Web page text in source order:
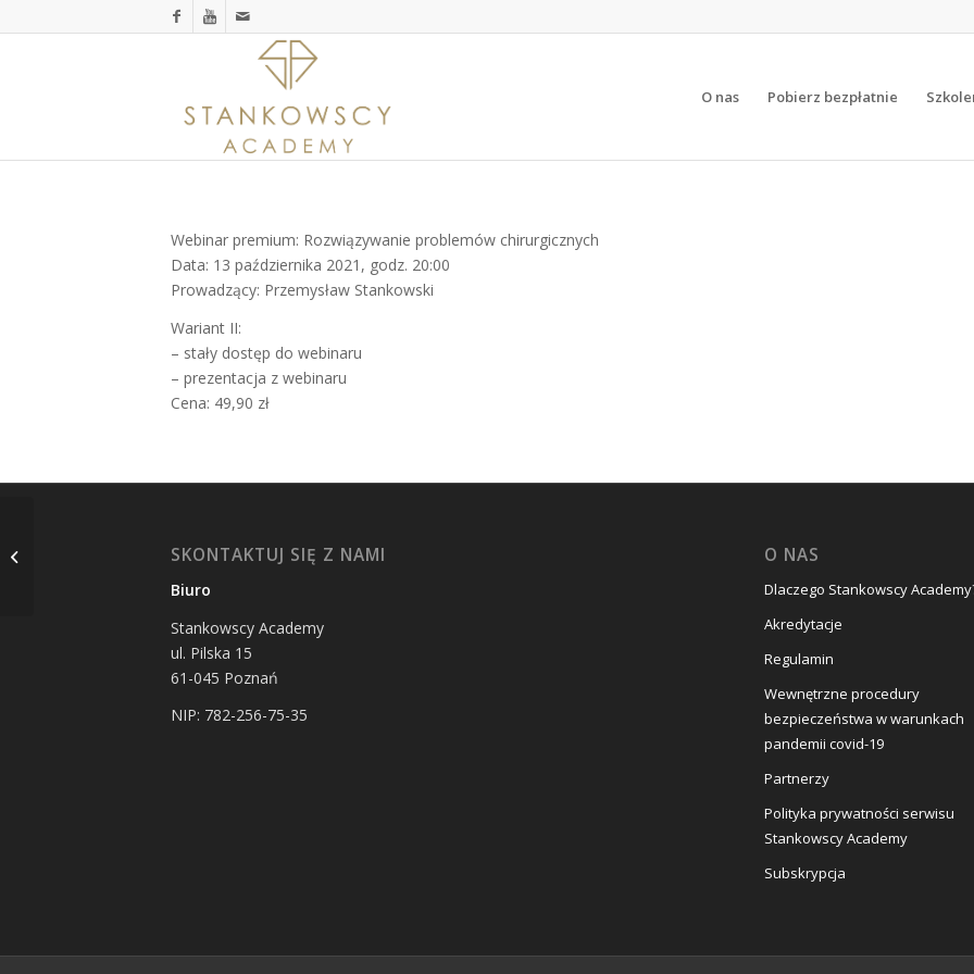
O nas Pobierz bezpłatnie
Webinar premium: Rozwiązywanie problemów chirurgicznych
Data: 13 października 2021, godz. 20:00
Prowadzący: Przemysław Stankowski
Wariant II:
– stały dostęp do webinaru
– prezentacja z webinaru
Cena: 49,90 zł
SKONTAKTUJ SIĘ Z NAMI
Biuro
Stankowscy Academy
ul. Pilska 15
61-045 Poznań
NIP: 782-256-75-35
O NAS
Dlaczego Stankowscy
Akredytacje
Regulamin
Wewnętrzne procedury
bezpieczeństwa w warunkach
pandemii covid-19
Partnerzy
Polityka prywatności serwisu
Stankowscy Academy
Subskrypcja